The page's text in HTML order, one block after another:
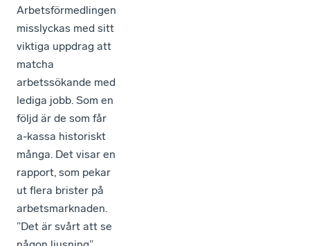
Arbetsförmedlingen
misslyckas med sitt
viktiga uppdrag att
matcha
arbetssökande med
lediga jobb. Som en
följd är de som får
a-kassa historiskt
många. Det visar en
rapport, som pekar
ut flera brister på
arbetsmarknaden.
”Det är svårt att se